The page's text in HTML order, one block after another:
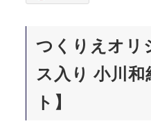
つくりえオリ
ス入り 小川
ト】